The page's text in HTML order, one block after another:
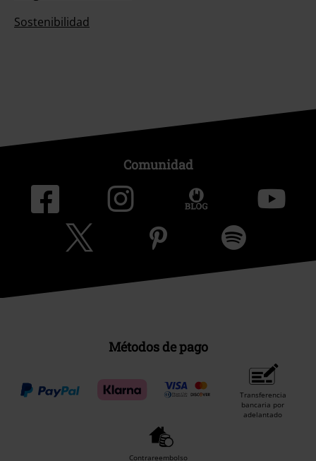
Métodos de pago
bancaria por
adelantado
Contrareembolso
CORREOS RECOGIDA
CORREOS ENTREGA
¡Descarga la nueva App EMP totalmente GRATIS y disfruta de todas
sus nuevas funciones y ventajas!